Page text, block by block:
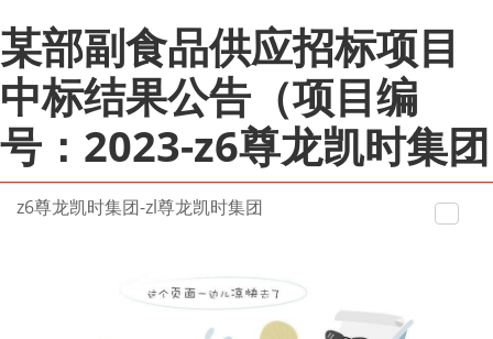
某部副食品供应招标项目
中标结果公告（项目编
号：2023-z6尊龙凯时集团
z6尊龙凯时集团-zl尊龙凯时集团